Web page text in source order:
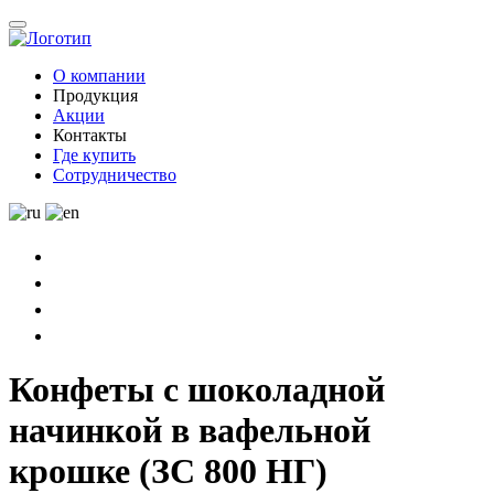
О компании
Продукция
Акции
Контакты
Где купить
Сотрудничество
Конфеты с шоколадной
начинкой в вафельной
крошке (ЗС 800 НГ)